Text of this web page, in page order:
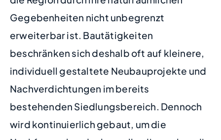
Gegebenheiten nicht unbegrenzt
erweiterbar ist. Bautätigkeiten
beschränken sich deshalb oft auf kleinere,
individuell gestaltete Neubauprojekte und
Nachverdichtungen im bereits
bestehenden Siedlungsbereich. Dennoch
wird kontinuierlich gebaut, um die